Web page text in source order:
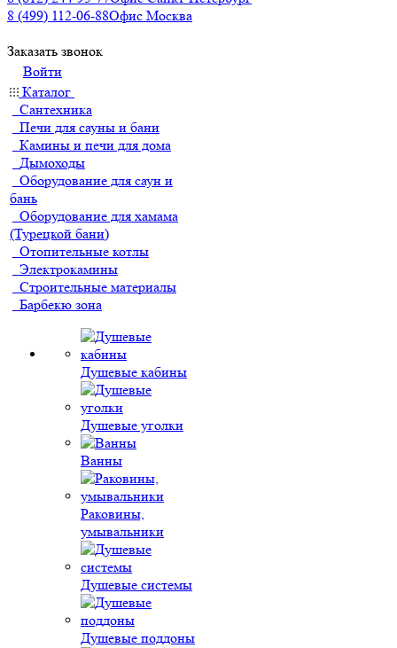
8 (499) 112-06-88Офис Москва
Заказать звонок
Войти
Каталог
Сантехника
Печи для сауны и бани
Камины и печи для дома
Дымоходы
Оборудование для саун и
бань
Оборудование для хамама
(Турецкой бани)
Отопительные котлы
Электрокамины
Строительные материалы
Барбекю зона
Душевые кабины
Душевые уголки
Ванны
Раковины,
умывальники
Душевые системы
Душевые поддоны